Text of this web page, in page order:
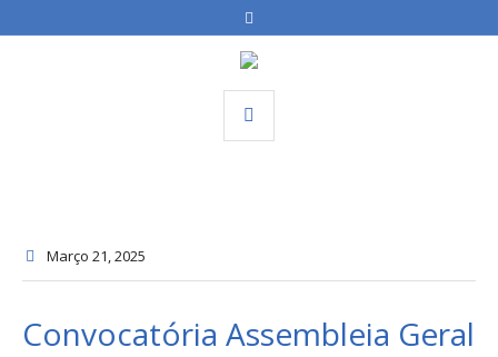
Março 21, 2025
Convocatória Assembleia Geral